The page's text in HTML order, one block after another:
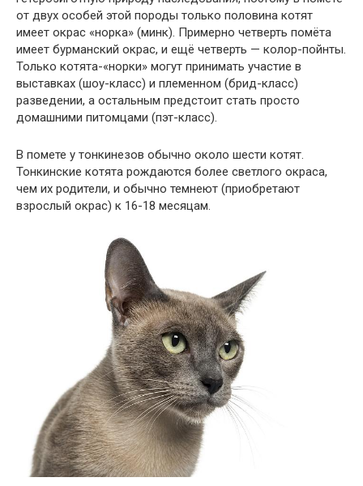
от двух особей этой породы только половина котят
имеет окрас «норка» (минк). Примерно четверть помёта
имеет бурманский окрас, и ещё четверть — колор-пойнты.
Только котята-«норки» могут принимать участие в
выставках (шоу-класс) и племенном (брид-класс)
разведении, а остальным предстоит стать просто
домашними питомцами (пэт-класс).
В помете у тонкинезов обычно около шести котят.
Тонкинские котята рождаются более светлого окраса,
чем их родители, и обычно темнеют (приобретают
взрослый окрас) к 16-18 месяцам.